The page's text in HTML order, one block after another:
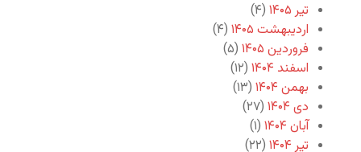
تیر ۱۴۰۵
(۴)
اردیبهشت ۱۴۰۵
(۴)
فروردین ۱۴۰۵
(۵)
اسفند ۱۴۰۴
(۱۲)
بهمن ۱۴۰۴
(۱۳)
دی ۱۴۰۴
(۲۷)
آبان ۱۴۰۴
(۱)
تیر ۱۴۰۴
(۲۲)